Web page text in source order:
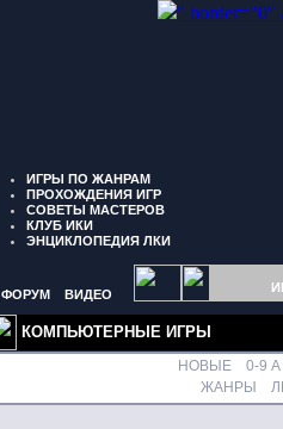
" border="0"
ИГРЫ ПО ЖАНРАМ
ПРОХОЖДЕНИЯ ИГР
СОВЕТЫ МАСТЕРОВ
КЛУБ ИКИ
ЭНЦИКЛОПЕДИЯ ЛКИ
ФОРУМ ВИДЕО
КОМПЬЮТЕРНЫЕ ИГРЫ
НОВЫЕ 0-9 A
ЖАНРЫ